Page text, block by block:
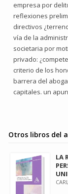
empresa por
reflexiones
directivos
vía de la
societaria por
privado:
criterio de los
barrera del
capitales. un
Otros libros del
LA